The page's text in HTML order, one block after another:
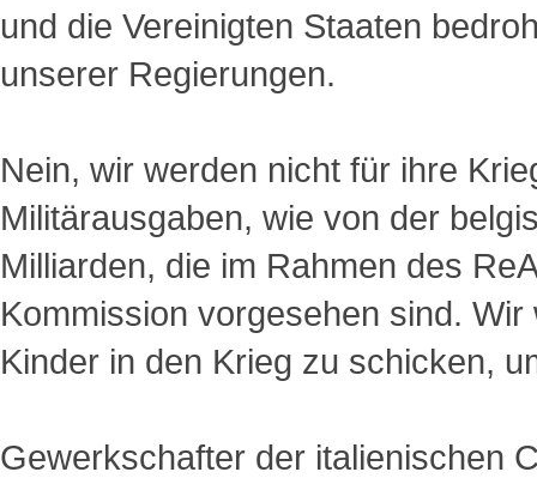
und die Vereinigten Staaten
unserer Regierungen.
Nein, wir werden nicht für ihre
Militärausgaben, wie von der
Milliarden, die im Rahmen des
Kommission vorgesehen sind.
Kinder in den Krieg zu schicken,
Gewerkschafter der italienischen